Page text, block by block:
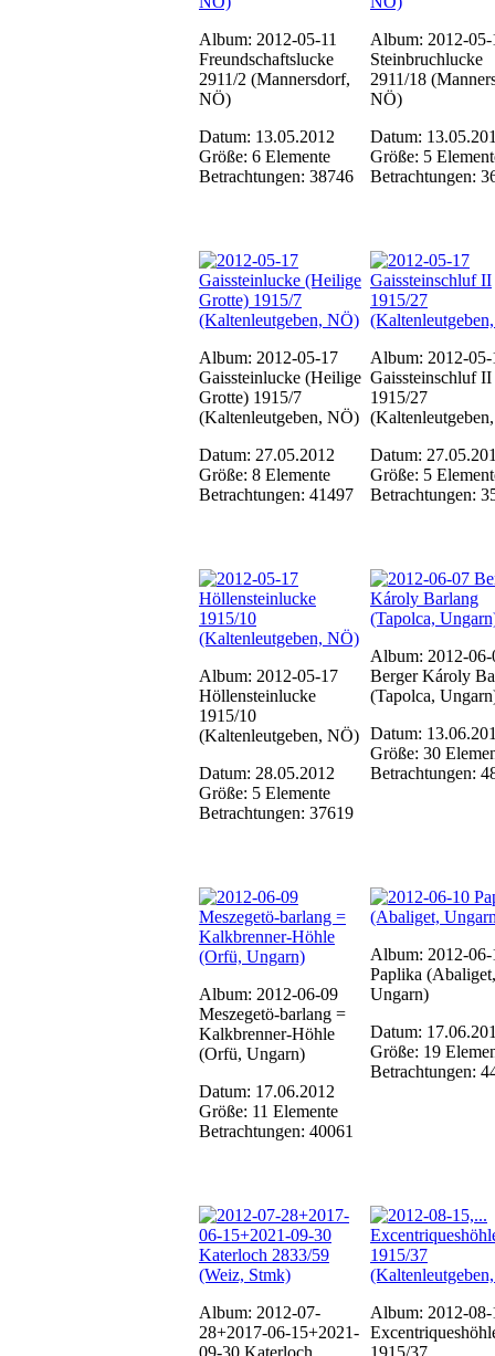
Album: 2012-05-11
Freundschaftslucke
2911/2 (Mannersdorf,
NÖ)
Datum: 13.05.2012
Größe: 6 Elemente
Betrachtungen: 38746
Album: 2012-05-
Steinbruchlucke
2911/18
NÖ)
Datum:
Größe: 5
Betrachtungen:
Album: 2012-05-17
Gaissteinlucke (Heilige
Grotte) 1915/7
(Kaltenleutgeben, NÖ)
Datum: 27.05.2012
Größe: 8 Elemente
Betrachtungen: 41497
Album: 2012-05-
Gaissteinschluf II
1915/27
Datum:
Größe: 5
Betrachtungen:
Album: 2012-05-17
Höllensteinlucke
1915/10
(Kaltenleutgeben, NÖ)
Datum: 28.05.2012
Größe: 5 Elemente
Betrachtungen: 37619
Album: 2012-06-
Berger Károly
(Tapolca,
Datum:
Größe: 30
Betrachtungen:
Album: 2012-06-09
Meszegetö-barlang =
Kalkbrenner-Höhle
(Orfü, Ungarn)
Datum: 17.06.2012
Größe: 11 Elemente
Betrachtungen: 40061
Album: 2012-06-
Paplika (Abaliget,
Ungarn)
Datum:
Größe: 19
Betrachtungen:
Album: 2012-07-
28+2017-06-15+2021-
09-30 Katerloch
Album: 2012-08-
1915/37